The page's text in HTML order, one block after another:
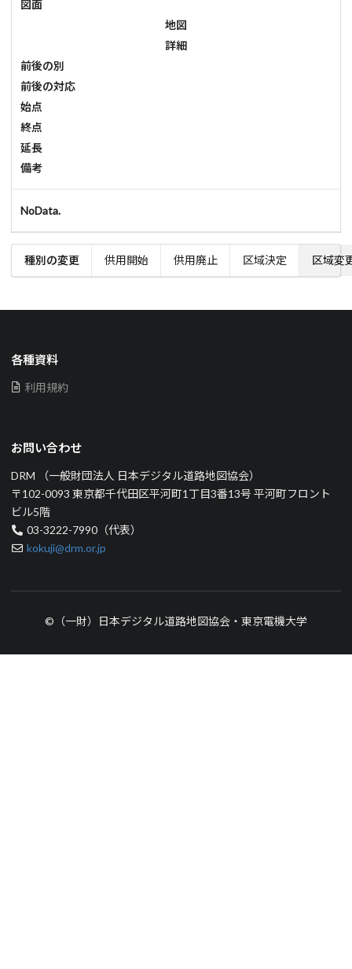
図面
地図
詳細
前後の別
前後の対応
始点
終点
延長
備考
NoData.
種別の変更 供用開始 供用廃止 区域決定 区域変
各種資料
利用規約
お問い合わせ
DRM （一般財団法人 日本デジタル道路地図協会）
〒102-0093 東京都千代田区平河町1丁目3番13号 平河町フロント
ビル5階
03-3222-7990（代表）
kokuji@drm.or.jp
©（一財）日本デジタル道路地図協会・東京電機大学